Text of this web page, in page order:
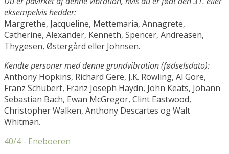
eksempelvis hedder:
Margrethe, Jacqueline, Mettemaria, Annagrete,
Catherine, Alexander, Kenneth, Spencer, Andreasen,
Thygesen, Østergård eller Johnsen.
Kendte personer med denne grundvibration (fødselsdato):
Anthony Hopkins, Richard Gere, J.K. Rowling, Al Gore,
Franz Schubert, Franz Joseph Haydn, John Keats, Johann
Sebastian Bach, Ewan McGregor, Clint Eastwood,
Christopher Walken, Anthony Descartes og Walt
Whitman.
40/4 - Eneboeren